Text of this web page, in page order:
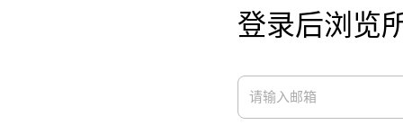
登录后浏览